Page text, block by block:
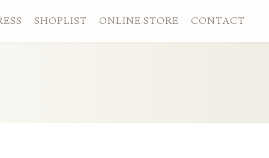
SHOPLIST ONLINE STORE CONTACT